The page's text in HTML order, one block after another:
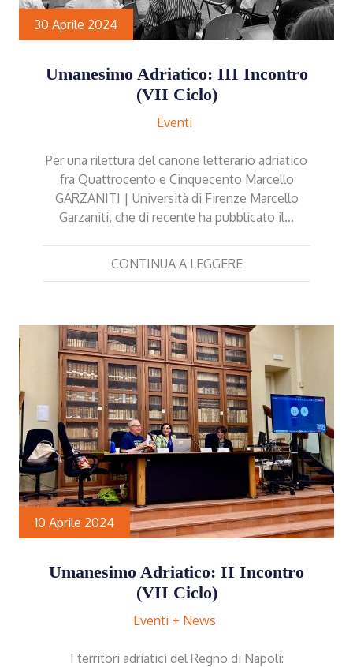
30 Aprile 2024
Umanesimo Adriatico: III Incontro
(VII Ciclo)
Eventi
Per una rilettura del canone letterario adriatico
fra Quattrocento e Cinquecento Marcello
GARZANITI | Università di Firenze Marcello
Garzaniti, che di recente ha pubblicato il…
CONTINUA A LEGGERE
10 Aprile 2024
Umanesimo Adriatico: II Incontro
(VII Ciclo)
Eventi News
I territori adriatici del Regno di Napoli: